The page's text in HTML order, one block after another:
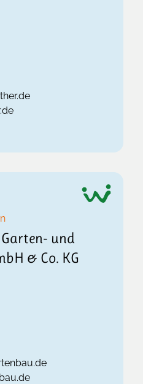
und
& Co. KG